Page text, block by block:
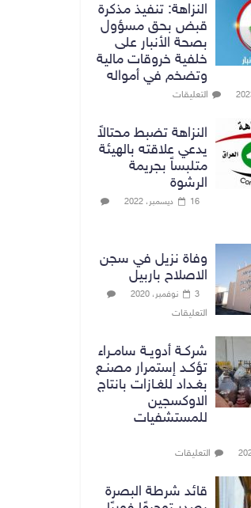
النزاهة: تنفيذ مذكرة
قبض بحق مسؤول
بصحة الأنبار على
خلفية خروقات مالية
وتضخم في أمواله
التعليقات
النزاهة تضبط محتالاً
يدعي علاقته بالهيئة
متلبساً بجريمة
الرشوة
16 ديسمبر، 2022
وفاة نزيل في سجن
الاصلاح باربيل
3 نوفمبر، 2020
التعليقات
شركـة أدويـة سامـراء
تؤكـد إستمرار مصنـع
بغـداد للغـازات بانتاج
الاوكسجين
للمستشفيات
التعليقات
قائد شرطة البصرة